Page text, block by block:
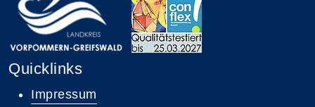
Quicklinks
Impressum